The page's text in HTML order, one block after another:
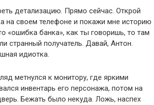
детализацию. Прямо сейчас. Открой
на своем телефоне и покажи мне историю
«ошибка банка», как ты говоришь, то там
странный получатель. Давай, Антон.
идиотка.
метнулся к монитору, где яркими
инвентарь его персонажа, потом на
Бежать было некуда. Ложь, наспех